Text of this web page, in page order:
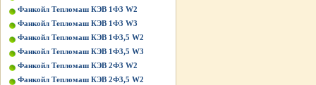
Фанкойл Тепломаш КЭВ 1Ф3 W2
Фанкойл Тепломаш КЭВ 1Ф3 W3
Фанкойл Тепломаш КЭВ 1Ф3,5 W2
Фанкойл Тепломаш КЭВ 1Ф3,5 W3
Фанкойл Тепломаш КЭВ 2Ф3 W2
Фанкойл Тепломаш КЭВ 2Ф3,5 W2